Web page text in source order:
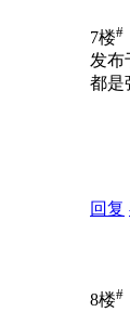
7楼#
发布
都是
回复
8楼#